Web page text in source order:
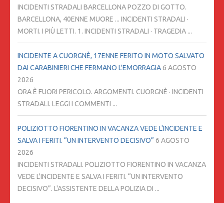
INCIDENTI STRADALI BARCELLONA POZZO DI GOTTO.
BARCELLONA, 40ENNE MUORE ... INCIDENTI STRADALI ·
MORTI. I PIÙ LETTI. 1. INCIDENTI STRADALI · TRAGEDIA ...
INCIDENTE A CUORGNÈ, 17ENNE FERITO IN MOTO SALVATO
DAI CARABINIERI CHE FERMANO L'EMORRAGIA6 AGOSTO
2026
ORA È FUORI PERICOLO. ARGOMENTI. CUORGNÈ · INCIDENTI
STRADALI. LEGGI I COMMENTI ...
POLIZIOTTO FIORENTINO IN VACANZA VEDE L'INCIDENTE E
SALVA I FERITI. “UN INTERVENTO DECISIVO” 6 AGOSTO
2026
INCIDENTI STRADALI. POLIZIOTTO FIORENTINO IN VACANZA
VEDE L'INCIDENTE E SALVA I FERITI. “UN INTERVENTO
DECISIVO”. L'ASSISTENTE DELLA POLIZIA DI ...